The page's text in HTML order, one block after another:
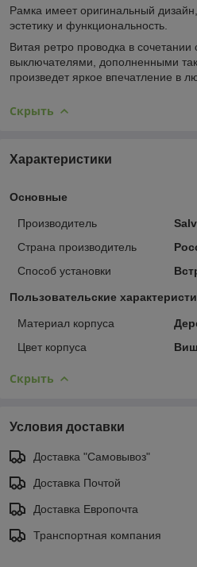
Рамка имеет оригинальный
эстетику и функциональность.
Витая ретро проводка в сочетании
выключателями, дополненными
произведет яркое впечатление в
Скрыть
Характеристики
Основные
Производитель
Страна производитель
Способ установки
Пользовательские
Материал корпуса
Цвет корпуса
Скрыть
Условия доставки
Доставка "Самовывоз"
Доставка Почтой
Доставка Европочта
Транспортная компания